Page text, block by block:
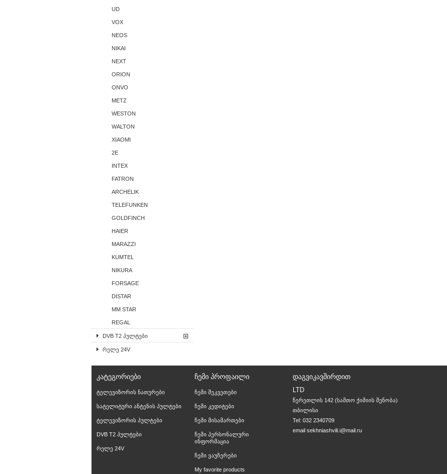
UD
VOX
NEOS
NIKAI
NEXT
ORION
ONVO
METZ
WESTON
WALTON
XIAOMI
2E
INTEX
FATRON
ARCHELIK
TELEFUNKEN
GOLDFINCH
HAIER
MARAZZI
KUMTEL
NIKURA
FORSAGE
DISTAR
MM STAR
REGAL
DVB T2 პულტები
რელე 24V
ᲙᲐᲢᲔᲒᲝᲠᲘᲔᲑᲘ
ტელევიზორის ნათურები
სატელიტური ანტენის პულტები
ტელევიზორის პულტები
DVB T2 პულტები
რელე 24V
ᲩᲔᲛᲘ ᲞᲠᲝᲤᲐᲘᲚᲘ
ჩემი შეკვეთები
ჩემი კედიტები
ჩემი მისამართები
ჩემი პერსონალური
ინფორმაცია
ჩემი ვაუჩერები
My favorite products
ᲓᲐᲒᲕᲘᲙᲐᲕᲨᲘᲠᲓᲘᲗ
LTD
წერეთლის 142 (სამთო ქიმიის შენობა)
თბილისი
Tel: 032 2340709
email sekhniashvili.i@mail.ru